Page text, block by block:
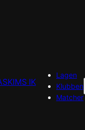
Lagen
Klubben
Matcher